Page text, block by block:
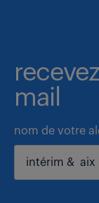
mail
nom de votre